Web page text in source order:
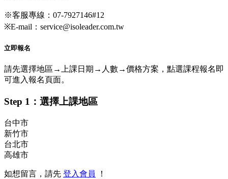
※客服專線：07-7927146#12
※E-mail：service@isoleader.com.tw
立即報名
請先選擇地區→上課日期→人數→價格方案，點選課程報名即
可進入報名頁面。
Step 1：選擇上課地區
台中市
新竹市
台北市
高雄市
如想留言，請先 登入會員 ！